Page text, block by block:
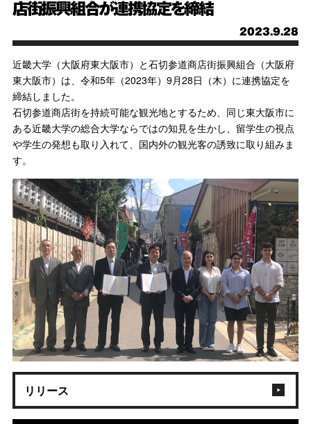
店街振興組合が連携協定を締結
2023.9.28
近畿大学（大阪府東大阪市）と石切参道商店街振興組合（大阪府
東大阪市）は、令和5年（2023年）9月28日（木）に連携協定を
締結しました。
石切参道商店街を持続可能な観光地とするため、同じ東大阪市に
ある近畿大学の総合大学ならではの知見を生かし、留学生の視点
や学生の発想も取り入れて、国内外の観光客の誘致に取り組みま
す。
リリース